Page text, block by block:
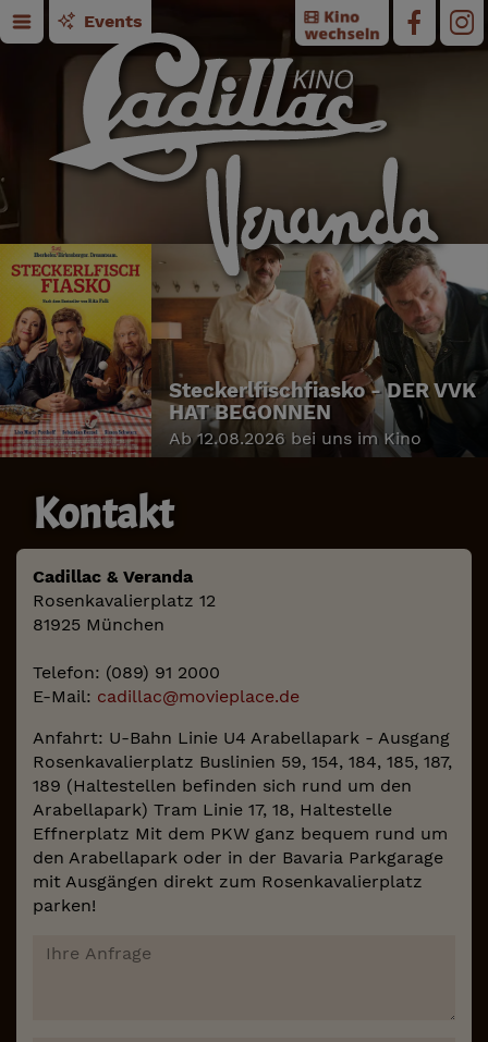
Events
Steckerlfischfiasko - DER VVK
HAT BEGONNEN
Ab 12.08.2026 bei uns im Kino
Kontakt
Cadillac & Veranda
Rosenkavalierplatz 12
81925 München
Telefon: (089) 91 2000
E-Mail: cadillac@movieplace.de
Anfahrt: U-Bahn Linie U4 Arabellapark - Ausgang
Rosenkavalierplatz Buslinien 59, 154, 184, 185, 187,
189 (Haltestellen befinden sich rund um den
Arabellapark) Tram Linie 17, 18, Haltestelle
Effnerplatz Mit dem PKW ganz bequem rund um
den Arabellapark oder in der Bavaria Parkgarage
mit Ausgängen direkt zum Rosenkavalierplatz
parken!